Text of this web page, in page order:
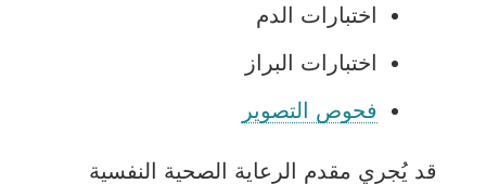
اختبارات الدم
اختبارات البراز
فحوص التصوير
قد يُجري مقدم الرعاية الصحية النفسية